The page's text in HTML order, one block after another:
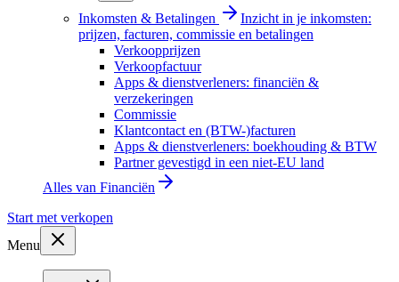
Inkomsten & Betalingen
Inzicht in je inkomsten:
prijzen, facturen, commissie en betalingen
Verkoopprijzen
Verkoopfactuur
Apps & dienstverleners: financiën &
verzekeringen
Commissie
Klantcontact en (BTW-)facturen
Apps & dienstverleners: boekhouding & BTW
Partner gevestigd in een niet-EU land
Alles van Financiën
Start met verkopen
Menu